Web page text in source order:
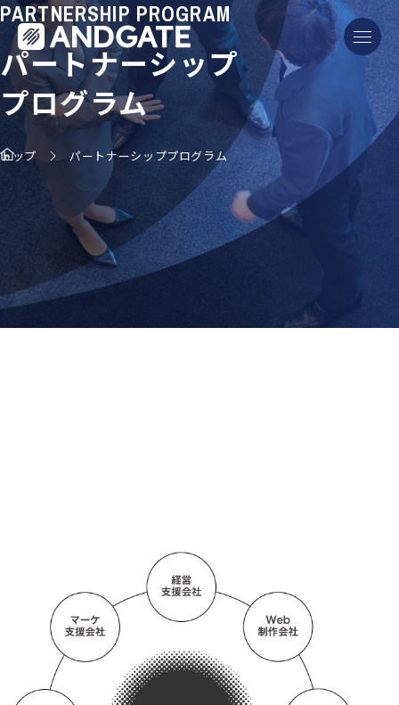
PARTNERSHIP PROGRAM
パートナーシップ
プログラム
トップ パートナーシッププログラム